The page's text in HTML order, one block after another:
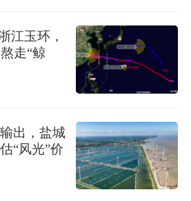
江玉环，
走“鲸
出，盐城
“风光”价